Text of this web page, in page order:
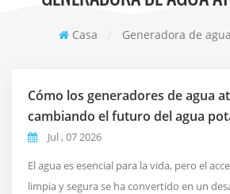
Casa / Generadora de
Cómo los generadores de agua
cambiando el futuro del agua
Jul , 07 2026
El agua es esencial para la vida, pero el
limpia y segura se ha convertido en un